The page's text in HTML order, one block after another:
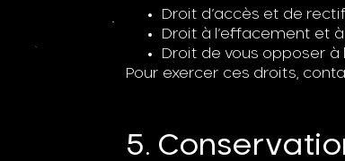
Droit d’accès et de
Droit à l’effacement et
Droit de vous opposer à
Pour exercer ces droits,
5.